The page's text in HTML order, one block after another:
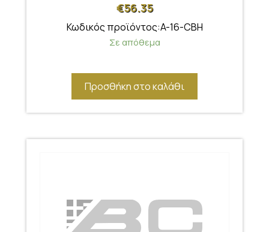
€56.35
Κωδικός προϊόντος:A-16-CBH
Σε απόθεμα
Προσθήκη στο καλάθι